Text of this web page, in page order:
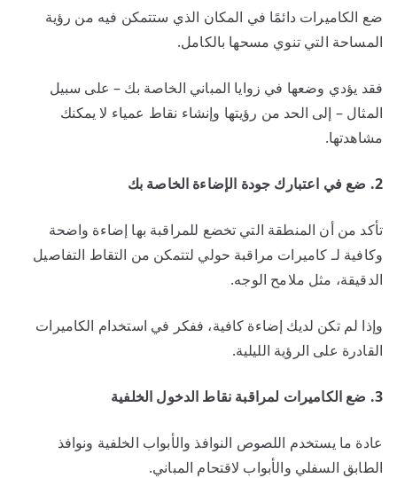
ضع الكاميرات دائمًا في المكان الذي ستتمكن فيه من رؤية
المساحة التي تنوي مسحها بالكامل.
فقد يؤدي وضعها في زوايا المباني الخاصة بك – على سبيل
المثال – إلى الحد من رؤيتها وإنشاء نقاط عمياء لا يمكنك
مشاهدتها.
2. ضع في اعتبارك جودة الإضاءة الخاصة بك
تأكد من أن المنطقة التي تخضع للمراقبة بها إضاءة واضحة
وكافية لـ كاميرات مراقبة حولي لتتمكن من التقاط التفاصيل
الدقيقة، مثل ملامح الوجه.
وإذا لم تكن لديك إضاءة كافية، ففكر في استخدام الكاميرات
القادرة على الرؤية الليلية.
3. ضع الكاميرات لمراقبة نقاط الدخول الخلفية
عادة ما يستخدم اللصوص النوافذ والأبواب الخلفية ونوافذ
الطابق السفلي والأبواب لاقتحام المباني.